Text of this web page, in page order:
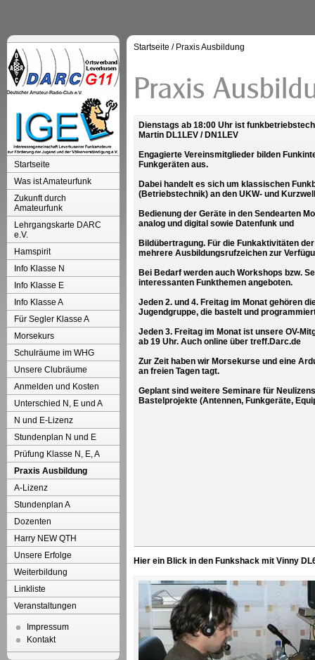
Startseite
Was ist Amateurfunk
Zukunft durch
Amateurfunk
Lehrgangskarte DARC
e.V.
Hamspirit
Info Klasse N
Info Klasse E
Info Klasse A
Für Segler Klasse A
Morsekurs
Schulräume im WHG
Unsere Clubräume
Anmelden und Kosten
Unterschied N, E und A
N und E-Lizenz
Stundenplan N und E
Prüfung Klasse N, E, A
Praxis Ausbildung
A-Lizenz
Stundenplan A
Dozenten
Harry NEW QTH
Unsere Erfolge
Weiterbildung
Linkliste
Veranstaltungen
Impressum
Kontakt
Startseite / Praxis Ausbildung
Dienstags ab 18:00 Uhr ist
Martin DL1LEV / DN1LEV
Engagierte Vereinsmitglieder bilden
Funkgeräten aus.
Dabei handelt es sich um klassischen
(Betriebstechnik) an den UKW- und
Bedienung der Geräte in den Sendearten
analog und digital sowie Datenfunk und
Bildübertragung. Für die Funkaktivitäten
mehrere Ausbildungsrufzeichen zur
Bei Bedarf werden auch Workshops bzw.
interessanten Funkthemen angeboten.
Jeden 2. und 4. Freitag im Monat gehören
Jugendgruppe, die bastelt und
Jeden 3. Freitag im Monat ist unsere OV-
ab 19 Uhr. Auch online über treff.Darc.de
Zur Zeit haben wir Morsekurse und eine
an freien Tagen tagt.
Geplant sind weitere Seminare für
Bastelprojekte (Antennen, Funkgeräte,
Hier ein Blick in den Funkshack mit Vinny